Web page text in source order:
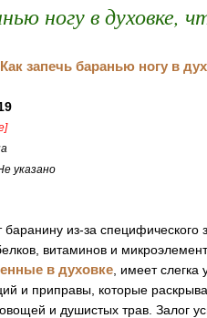
ногу в духовке,
указано
из-за специфического
витаминов и
в духовке , имеет
и приправы, которые
и душистых трав. Залог